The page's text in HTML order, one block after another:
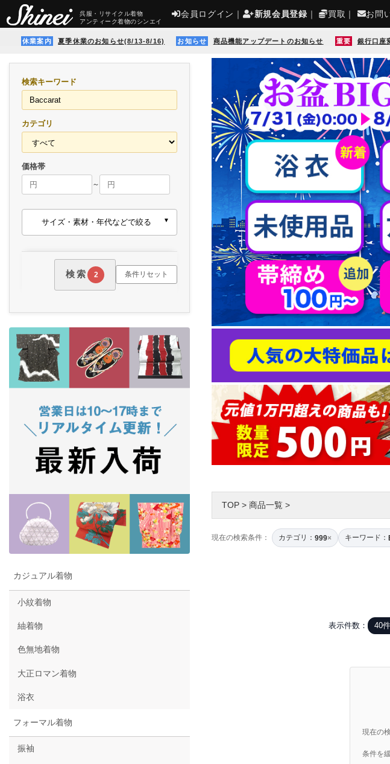
呉服・リサイクル着物
アンティーク着物のシンエイ
会員ログイン ｜ 新規会員登録 ｜ 買取 ｜ お問
休業案内 夏季休業のお知らせ(8/13-8/16) お知らせ 商品機能アップデートのお知らせ 重要 銀行口座
検索キーワード
カテゴリ
価格帯
～
サイズ・素材・年代などで絞る
検索 2 条件リセット
カジュアル着物
小紋着物
紬着物
色無地着物
大正ロマン着物
浴衣
フォーマル着物
振袖
TOP > 商品一覧 >
現在の検索条件： カテゴリ： 999× キーワード：
表示件数： 40件
現在の
条件を